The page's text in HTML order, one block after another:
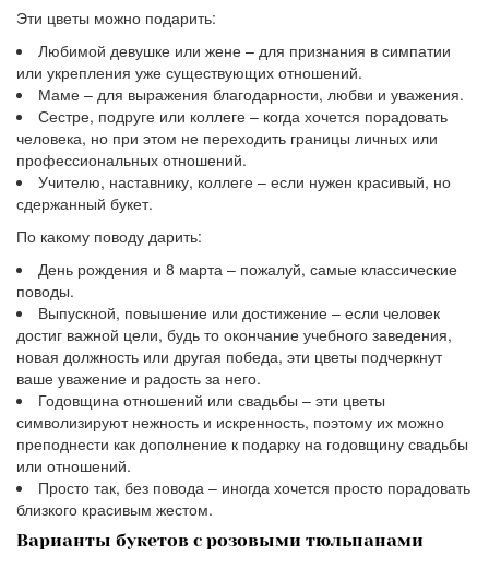
Эти цветы можно подарить:
Любимой девушке или жене – для признания в симпатии
или укрепления уже существующих отношений.
Маме – для выражения благодарности, любви и уважения.
Сестре, подруге или коллеге – когда хочется порадовать
человека, но при этом не переходить границы личных или
профессиональных отношений.
Учителю, наставнику, коллеге – если нужен красивый, но
сдержанный букет.
По какому поводу дарить:
День рождения и 8 марта – пожалуй, самые классические
поводы.
Выпускной, повышение или достижение – если человек
достиг важной цели, будь то окончание учебного заведения,
новая должность или другая победа, эти цветы подчеркнут
ваше уважение и радость за него.
Годовщина отношений или свадьбы – эти цветы
символизируют нежность и искренность, поэтому их можно
преподнести как дополнение к подарку на годовщину свадьбы
или отношений.
Просто так, без повода – иногда хочется просто порадовать
близкого красивым жестом.
Варианты букетов с розовыми тюльпанами